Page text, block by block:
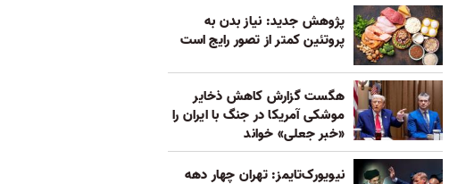
پژوهش جدید: نیاز بدن به
پروتئین کمتر از تصور رایج است
هگست گزارش کاهش ذخایر
موشکی آمریکا در جنگ با ایران را
«خبر جعلی» خواند
نیویورک‌تایمز: تهران چهار دهه